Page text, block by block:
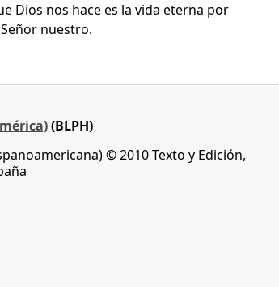
Dios nos hace es la vida eterna por
nuestro.
(BLPH)
© 2010 Texto y Edición,